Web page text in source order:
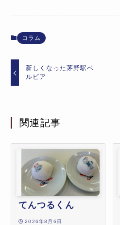
コラム
新しくなった茅野駅ベ
ルビア
関連記事
てんつるくん
2026年8月6日